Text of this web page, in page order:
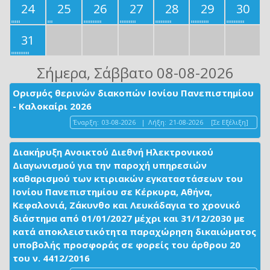
24 25 26 27 28 29
30
31
Σήμερα, Σάββατο 08-08-2026
Ορισμός θερινών διακοπών Ιονίου Πανεπιστημίου
- Καλοκαίρι 2026
Έναρξη: 03-08-2026 | Λήξη: 21-08-2026 [Σε Εξέλιξη]
Διακήρυξη Ανοικτού Διεθνή Ηλεκτρονικού
Διαγωνισμού για την παροχή υπηρεσιών
καθαρισμού των κτιριακών εγκαταστάσεων του
Ιονίου Πανεπιστημίου σε Κέρκυρα, Αθήνα,
Κεφαλονιά, Ζάκυνθο και Λευκάδαγια το χρονικό
διάστημα από 01/01/2027 μέχρι και 31/12/2030 με
κατά αποκλειστικότητα παραχώρηση δικαιώματος
υποβολής προσφοράς σε φορείς του άρθρου 20
του ν. 4412/2016